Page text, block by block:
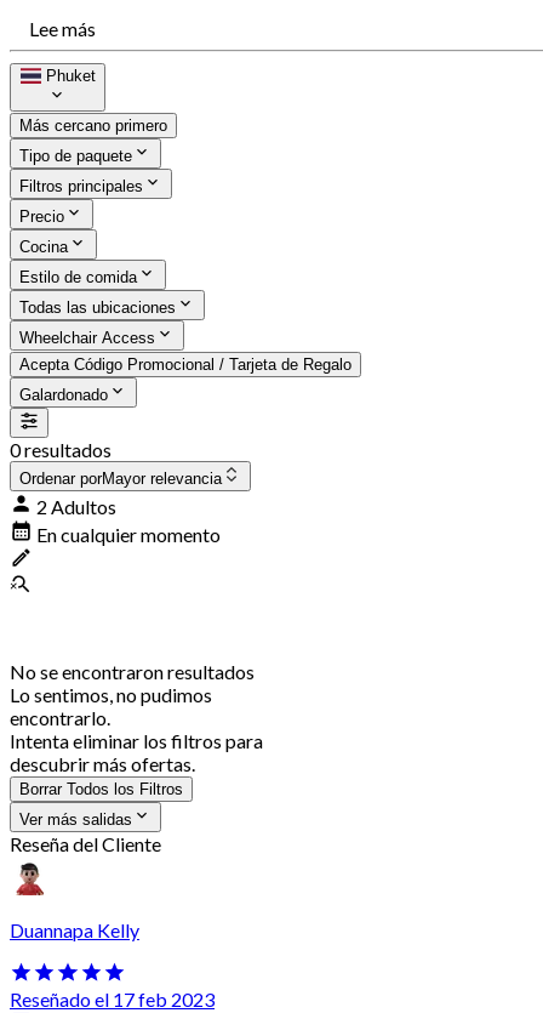
Lee más
Phuket
Más cercano primero
Tipo de paquete
Filtros principales
Precio
Cocina
Estilo de comida
Todas las ubicaciones
Wheelchair Access
Acepta Código Promocional / Tarjeta de Regalo
Galardonado
0 resultados
Ordenar porMayor relevancia
2 Adultos
En cualquier momento
No se encontraron resultados
Lo sentimos, no pudimos
encontrarlo.
Intenta eliminar los filtros para
descubrir más ofertas.
Borrar Todos los Filtros
Ver más salidas
Reseña del Cliente
Duannapa Kelly
Reseñado el 17 feb 2023